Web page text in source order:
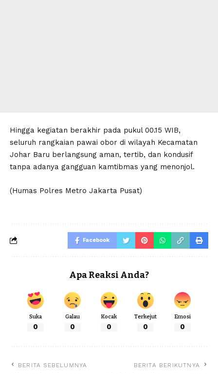
Hingga kegiatan berakhir pada pukul 00.15 WIB,
seluruh rangkaian pawai obor di wilayah Kecamatan
Johar Baru berlangsung aman, tertib, dan kondusif
tanpa adanya gangguan kamtibmas yang menonjol.
(Humas Polres Metro Jakarta Pusat)
Facebook
Apa Reaksi Anda?
Suka
0
Galau
0
Kocak
0
Terkejut
0
Emosi
0
BERITA SEBELUMNYA BERITA BERIKUTNYA